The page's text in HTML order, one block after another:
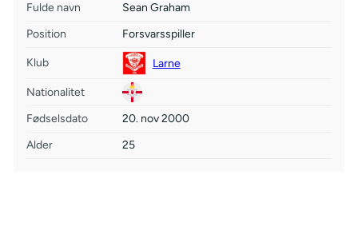
Fulde navn
Sean Graham
Position
Forsvarsspiller
Klub Larne
Nationalitet
Fødselsdato
20. nov 2000
Alder
25